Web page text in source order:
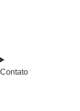
Contato